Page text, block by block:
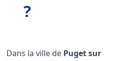
?
Dans la ville de Puget sur